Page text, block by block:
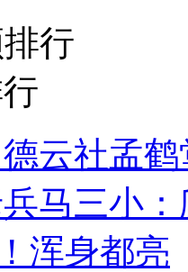
行
德云社孟
马三小
浑身都亮